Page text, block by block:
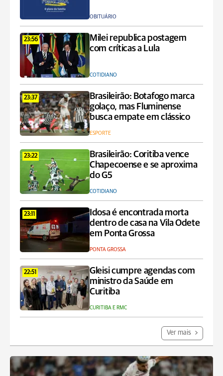
OBITUÁRIO
23:56
Milei republica postagem
com críticas a Lula
COTIDIANO
23:37
Brasileirão: Botafogo marca
golaço, mas Fluminense
busca empate em clássico
ESPORTE
23:22
Brasileirão: Coritiba vence
Chapecoense e se aproxima
do G5
COTIDIANO
23:11
Idosa é encontrada morta
dentro de casa na Vila Odete
em Ponta Grossa
PONTA GROSSA
22:51
Gleisi cumpre agendas com
ministro da Saúde em
Curitiba
CURITIBA E RMC
Ver mais